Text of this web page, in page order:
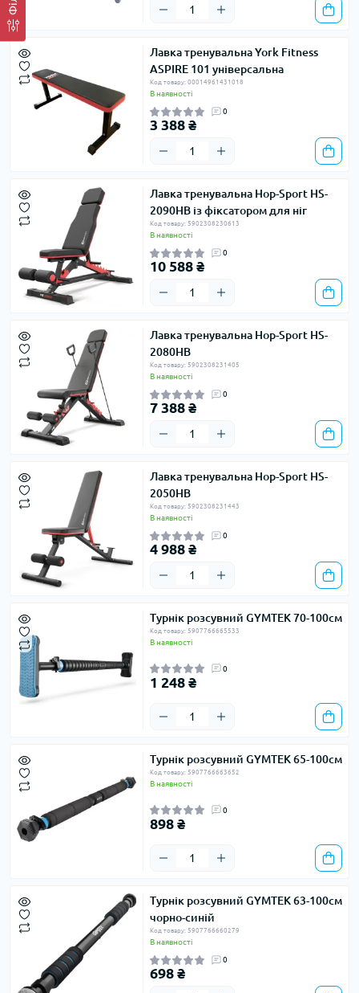
Лавка тренувальна York Fitness
ASPIRE 101 універсальна
Код товару: 00014961431018
В наявності
0
3 388 ₴
Лавка тренувальна Hop-Sport HS-
2090HB із фіксатором для ніг
Код товару: 5902308230613
В наявності
0
10 588 ₴
Лавка тренувальна Hop-Sport HS-
2080HB
Код товару: 5902308231405
В наявності
0
7 388 ₴
Лавка тренувальна Hop-Sport HS-
2050HB
Код товару: 5902308231443
В наявності
0
4 988 ₴
Турнік розсувний GYMTEK 70-100см
Код товару: 5907766665533
В наявності
0
1 248 ₴
Турнік розсувний GYMTEK 65-100см
Код товару: 5907766663652
В наявності
0
898 ₴
Турнік розсувний GYMTEK 63-100см
чорно-синій
Код товару: 5907766660279
В наявності
0
698 ₴